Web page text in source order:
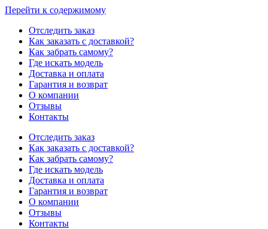
Перейти к содержимому
Отследить заказ
Как заказать с доставкой?
Как забрать самому?
Где искать модель
Доставка и оплата
Гарантия и возврат
О компании
Отзывы
Контакты
Отследить заказ
Как заказать с доставкой?
Как забрать самому?
Где искать модель
Доставка и оплата
Гарантия и возврат
О компании
Отзывы
Контакты